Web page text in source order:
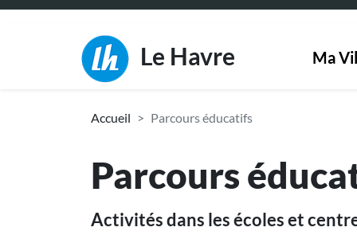
Le Havre Ma
Fil d'Ariane
Accueil Parcours éducatifs
Parcours
Activités dans les écoles et